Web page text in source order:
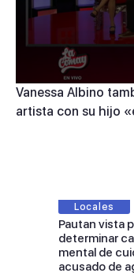
0
of
Vanessa Albino
artista con su hijo
Locales
Pautan vista
determinar
mental de
acusado de